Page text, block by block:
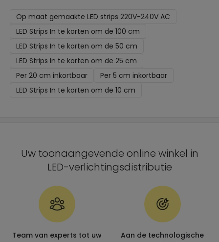
Op maat gemaakte LED strips 220V-240V AC
LED Strips In te korten om de 100 cm
LED Strips In te korten om de 50 cm
LED Strips In te korten om de 25 cm
Per 20 cm inkortbaar
Per 5 cm inkortbaar
LED Strips In te korten om de 10 cm
Uw toonaangevende online winkel in
LED-verlichtingsdistributie
Team van experts tot uw
Aan de technologische